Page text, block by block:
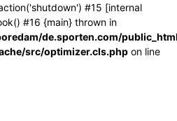
#15 [internal
#16 {main} thrown in
de.sporten.com/
src/optimizer.cls.php on line